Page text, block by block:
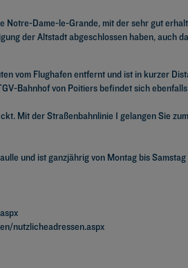
Dame-le-Grande, mit der sehr gut
der Altstadt abgeschlossen haben,
vom Flughafen entfernt und ist in kurzer
Bahnhof von Poitiers befindet sich
Mit der Straßenbahnlinie 1 gelangen Sie
und ist ganzjährig von Montag bis
nutzlicheadressen.aspx